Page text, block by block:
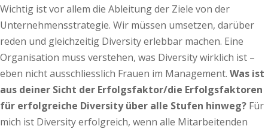
Wichtig ist vor allem die Ableitung der Ziele von der
Unternehmensstrategie. Wir müssen umsetzen, darüber
reden und gleichzeitig Diversity erlebbar machen. Eine
Organisation muss verstehen, was Diversity wirklich ist –
eben nicht ausschliesslich Frauen im Management. Was ist
aus deiner Sicht der Erfolgsfaktor/die Erfolgsfaktoren
für erfolgreiche Diversity über alle Stufen hinweg? Für
mich ist Diversity erfolgreich, wenn alle Mitarbeitenden